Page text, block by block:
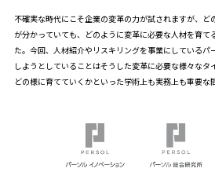
不確実な時代にこそ企業の変革の力が試されますが、
が分かっていても、どのように変革に必要な人材を育て
た。今回、人材紹介やリスキリングを事業にしているパ
しようとしていることはそうした変革に必要な様々な
どの様に育てていくかといった学術上も実務上も重要な